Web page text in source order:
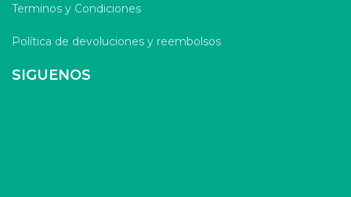
Terminos y Condiciones
Política de devoluciones y reembolsos
SIGUENOS